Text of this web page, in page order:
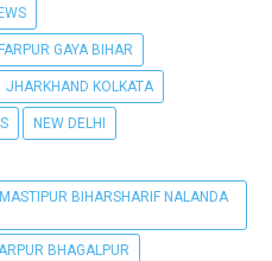
GAYA BIHAR
JHARKHAND KOLKATA
NEW DELHI
BIHARSHARIF NALANDA
BHAGALPUR